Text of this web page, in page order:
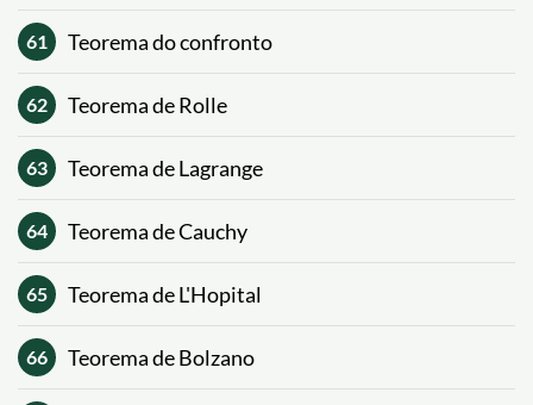
61 Teorema do confronto
62 Teorema de Rolle
63 Teorema de Lagrange
64 Teorema de Cauchy
65 Teorema de L'Hopital
66 Teorema de Bolzano